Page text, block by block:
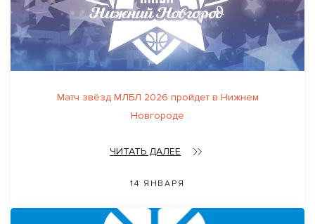
Матч звёзд МЛБЛ 2026 пройдет в Нижнем
Новгороде
ЧИТАТЬ ДАЛЕЕ
14 ЯНВАРЯ